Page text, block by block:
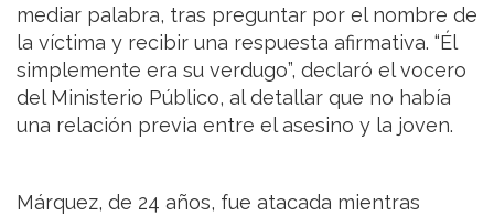
mediar palabra, tras preguntar por el nombre de
la víctima y recibir una respuesta afirmativa. “Él
simplemente era su verdugo”, declaró el vocero
del Ministerio Público, al detallar que no había
una relación previa entre el asesino y la joven.
Márquez, de 24 años, fue atacada mientras